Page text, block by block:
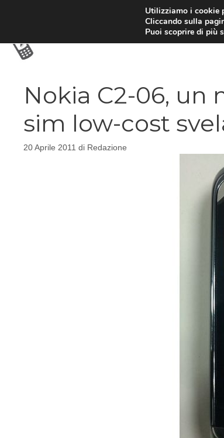
Nokia C2-06, un
sim low-cost
20 Aprile 2011 di Redazione
Utilizziamo i cookie
Cliccando sulla
Puoi scoprire di più